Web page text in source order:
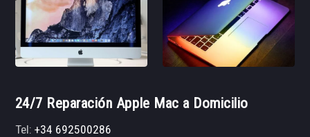
24/7 Reparación Apple Mac a Domicilio
Tel:+34 692500286